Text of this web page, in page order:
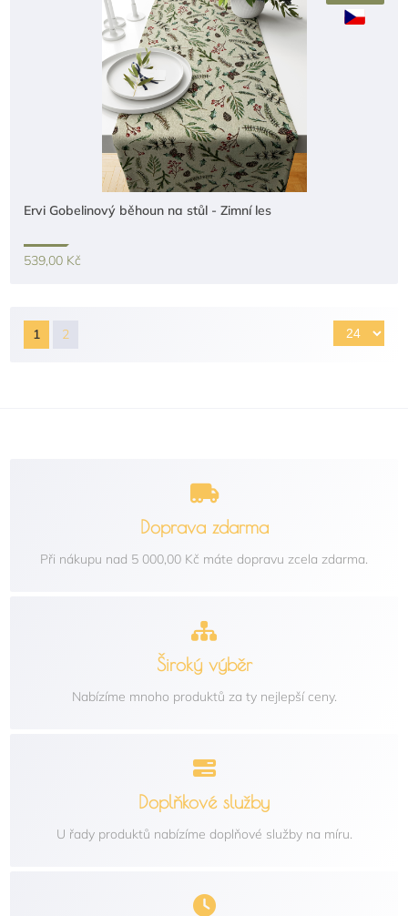
Ervi Gobelinový běhoun na stůl - Zimní les
539,00 Kč
1 2
Doprava zdarma
Při nákupu nad 5 000,00 Kč máte dopravu zcela zdarma.
Široký výběr
Nabízíme mnoho produktů za ty nejlepší ceny.
Doplňkové služby
U řady produktů nabízíme doplňové služby na míru.